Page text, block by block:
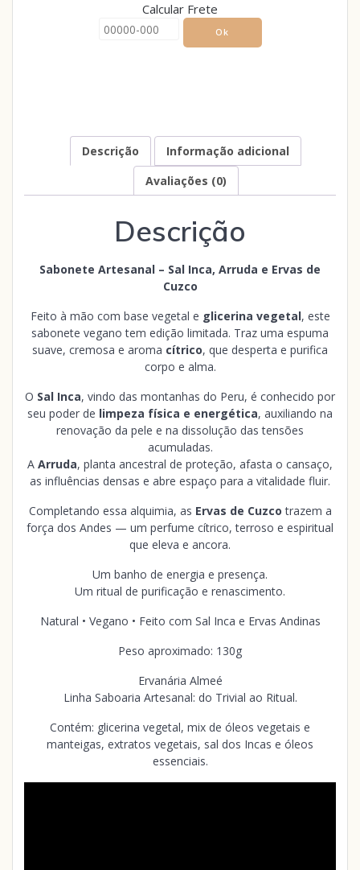
Calcular Frete
Ok
Descrição
Informação adicional
Avaliações (0)
Descrição
Sabonete Artesanal – Sal Inca, Arruda e Ervas de
Cuzco
Feito à mão com base vegetal e glicerina vegetal, este
sabonete vegano tem edição limitada. Traz uma espuma
suave, cremosa e aroma cítrico, que desperta e purifica
corpo e alma.
O Sal Inca, vindo das montanhas do Peru, é conhecido por
seu poder de limpeza física e energética, auxiliando na
renovação da pele e na dissolução das tensões
acumuladas.
A Arruda, planta ancestral de proteção, afasta o cansaço,
as influências densas e abre espaço para a vitalidade fluir.
Completando essa alquimia, as Ervas de Cuzco trazem a
força dos Andes — um perfume cítrico, terroso e espiritual
que eleva e ancora.
Um banho de energia e presença.
Um ritual de purificação e renascimento.
Natural • Vegano • Feito com Sal Inca e Ervas Andinas
Peso aproximado: 130g
Ervanária Almeé
Linha Saboaria Artesanal: do Trivial ao Ritual.
Contém: glicerina vegetal, mix de óleos vegetais e
manteigas, extratos vegetais, sal dos Incas e óleos
essenciais.